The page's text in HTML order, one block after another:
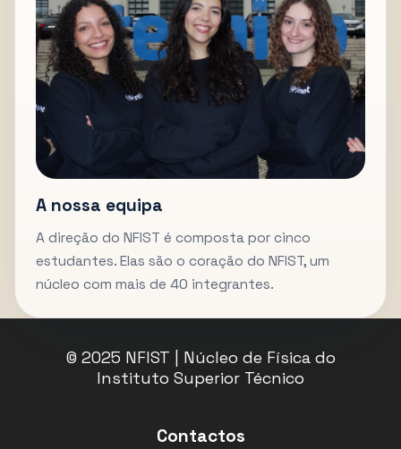
A nossa equipa
A direção do NFIST é composta por cinco
estudantes. Elas são o coração do NFIST, um
núcleo com mais de 40 integrantes.
© 2025 NFIST | Núcleo de Física do
Instituto Superior Técnico
Contactos